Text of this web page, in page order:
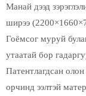
Манай дээд
ширээ
Гоёмсог муруй
утаатай бор
Патентлагдсан
орчинд ээлтэй